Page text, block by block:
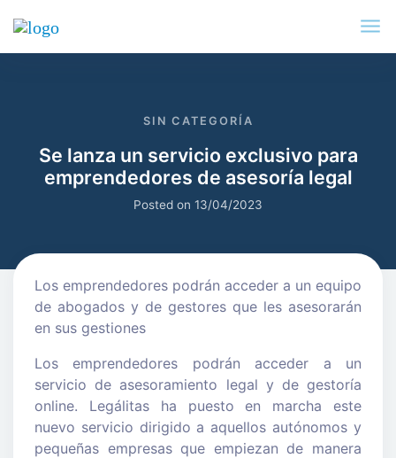
SIN CATEGORÍA
Se lanza un servicio exclusivo para
emprendedores de asesoría legal
Posted on 13/04/2023
Los emprendedores podrán acceder a un equipo
de abogados y de gestores que les asesorarán
en sus gestiones
Los emprendedores podrán acceder a un
servicio de asesoramiento legal y de gestoría
online. Legálitas ha puesto en marcha este
nuevo servicio dirigido a aquellos autónomos y
pequeñas empresas que empiezan de manera